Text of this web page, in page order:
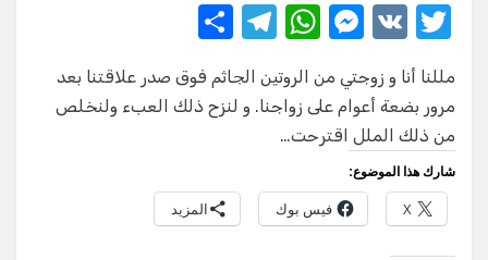
تمص
زب
جاري
و
الفموي
T
w
it
te
r
V
M
ss
e
n
g
er
W
at
s
p
p
T
e
gr
m
ar
e
مللنا أنا و زوجتي من الروتين الجاثم فوق صدر علاقتنا بعد
مرور بضعة أعوام على زواجنا. و لنزح ذلك العبء ولنخلص
من ذلك الملل اقترحت…
شارك هذا الموضوع:
X فيس بوك المزيد